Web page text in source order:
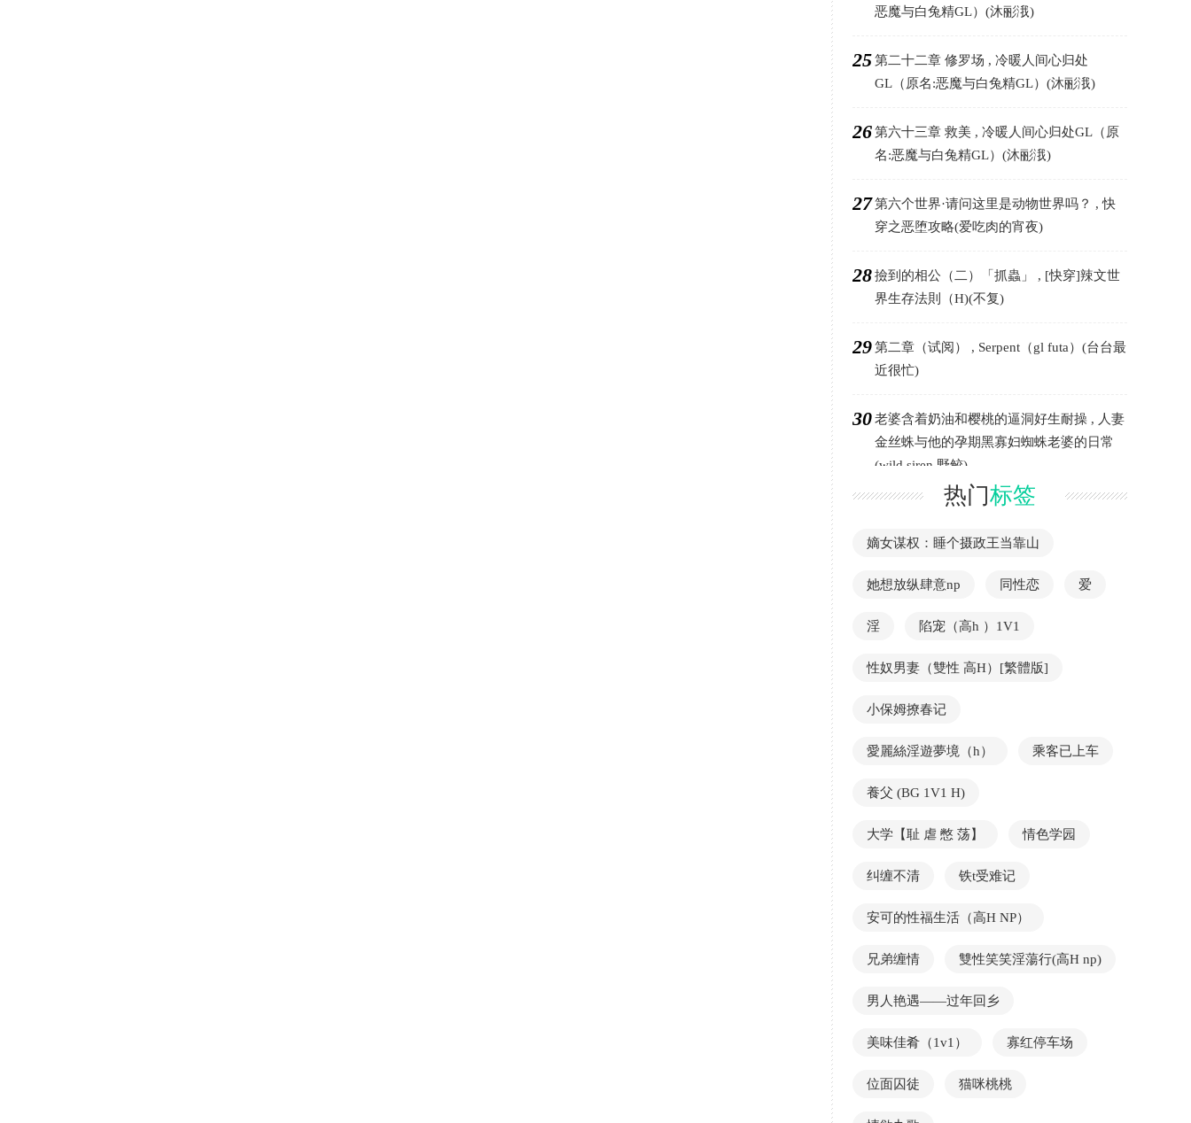
恶魔与白兔精GL）(沐彨涐)
25第二十二章 修罗场 , 冷暖人间心归处
GL（原名:恶魔与白兔精GL）(沐彨涐)
26第六十三章 救美 , 冷暖人间心归处GL（原
名:恶魔与白兔精GL）(沐彨涐)
27第六个世界·请问这里是动物世界吗？ , 快
穿之恶堕攻略(爱吃肉的宵夜)
28撿到的相公（二）「抓蟲」 , [快穿]辣文世
界生存法則（H)(不复)
29第二章（试阅） , Serpent（gl futa）(台台最
近很忙)
30老婆含着奶油和樱桃的逼洞好生耐操 , 人妻
金丝蛛与他的孕期黑寡妇蜘蛛老婆的日常
(wild siren 野鲛)
热门标签
嫡女谋权：睡个摄政王当靠山
她想放纵肆意np 同性恋 爱
淫 陷宠（高h ）1V1
性奴男妻（雙性 高H）[繁體版]
小保姆撩春记
愛麗絲淫遊夢境（h） 乘客已上车
養父 (BG 1V1 H)
大学【耻 虐 憋 荡】 情色学园
纠缠不清 铁t受难记
安可的性福生活（高H NP）
兄弟缠情 雙性笑笑淫蕩行(高H np)
男人艳遇——过年回乡
美味佳肴（1v1） 寡红停车场
位面囚徒 猫咪桃桃